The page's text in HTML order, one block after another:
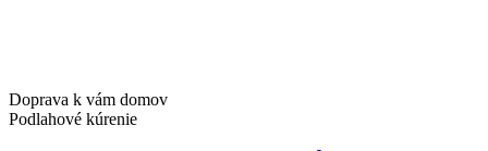
Doprava k vám domov
Podlahové kúrenie